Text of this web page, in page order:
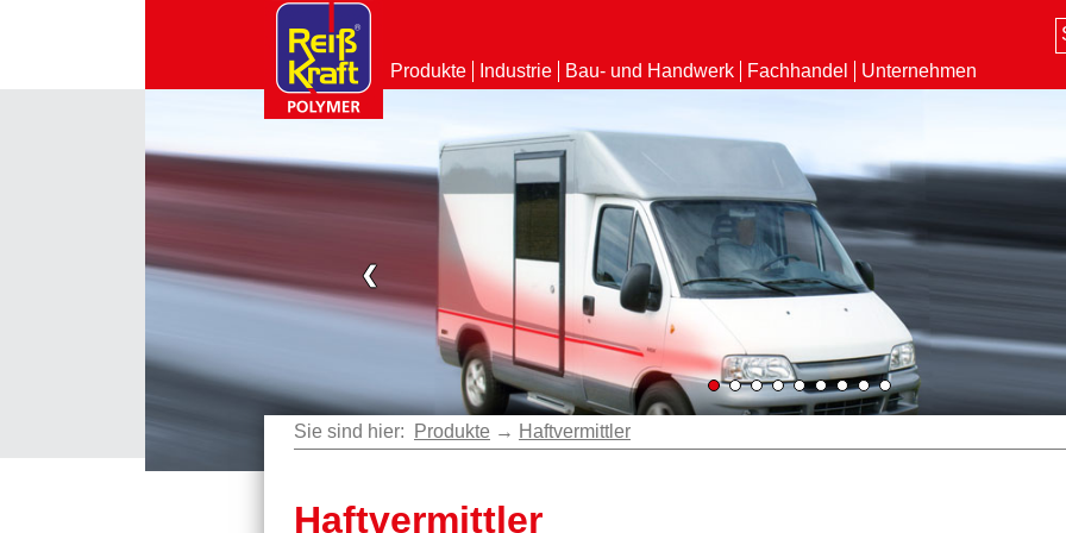
Produkte Industrie Bau- und Handwerk Fachhandel Unternehmen
❮
Sie sind hier: Produkte → Haftvermittler
Haftvermittler